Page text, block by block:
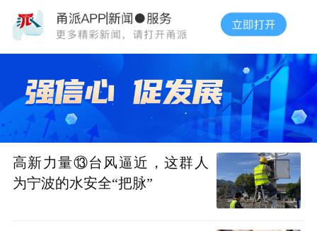
高新力量⑬台风逼近，这群人
为宁波的水安全“把脉”